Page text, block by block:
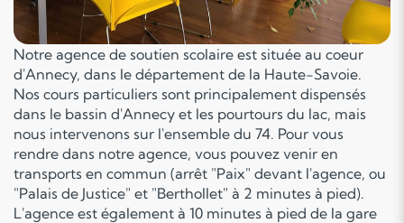
Notre agence de soutien scolaire est située au coeur
d'Annecy, dans le département de la Haute-Savoie.
Nos cours particuliers sont principalement dispensés
dans le bassin d'Annecy et les pourtours du lac, mais
nous intervenons sur l'ensemble du 74. Pour vous
rendre dans notre agence, vous pouvez venir en
transports en commun (arrêt "Paix" devant l'agence, ou
"Palais de Justice" et "Berthollet" à 2 minutes à pied).
L'agence est également à 10 minutes à pied de la gare